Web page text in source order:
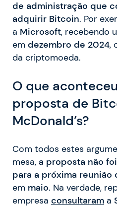
de administração que
adquirir Bitcoin. Por
a Microsoft, recebendo
em dezembro de 2024,
da criptomoeda.
O que
proposta de
McDonald’s?
Com todos estes
mesa, a proposta não
para a próxima reunião
em maio. Na verdade,
empresa consultaram a